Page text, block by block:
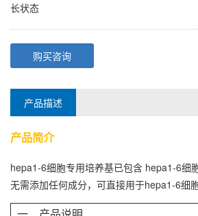
长状态
购买咨询
产品描述
产品简介
hepa1-6细胞专用培养基已包含 hepa1-6细
无需添加任何成分，可直接用于hepa1-6细